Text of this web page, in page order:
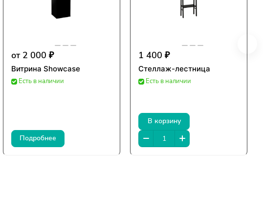
от 2 000 ₽
Витрина Showcase
Есть в наличии
Подробнее
1 400 ₽
Стеллаж-лестница
Есть в наличии
В корзину